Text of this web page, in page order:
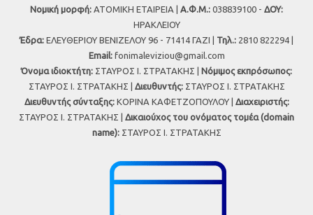
Νομική μορφή: ΑΤΟΜΙΚΗ ΕΤΑΙΡΕΙΑ | Α.Φ.Μ.: 038839100 - ΔΟΥ:
ΗΡΑΚΛΕΙΟΥ
Έδρα: ΕΛΕΥΘΕΡΙΟΥ ΒΕΝΙΖΕΛΟΥ 96 - 71414 ΓΑΖΙ | Τηλ.: 2810 822294 |
Εmail: fonimaleviziou@gmail.com
Όνομα ιδιοκτήτη: ΣΤΑΥΡΟΣ Ι. ΣΤΡΑΤΑΚΗΣ | Νόμιμος εκπρόσωπος:
ΣΤΑΥΡΟΣ Ι. ΣΤΡΑΤΑΚΗΣ | Διευθυντής:ΣΤΑΥΡΟΣ Ι. ΣΤΡΑΤΑΚΗΣ
Διευθυντής σύνταξης:ΚΟΡΙΝΑ ΚΑΦΕΤΖΟΠΟΥΛΟΥ | Διαχειριστής:
ΣΤΑΥΡΟΣ Ι. ΣΤΡΑΤΑΚΗΣ | Δικαιούχος του ονόματος τομέα (domain
name):ΣΤΑΥΡΟΣ Ι. ΣΤΡΑΤΑΚΗΣ